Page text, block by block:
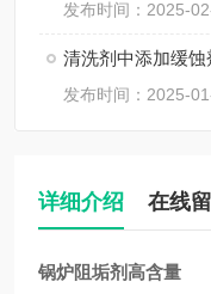
发布时间：2025-
清洗剂中添加缓
发布时间：2025-
详细介绍 在线
锅炉阻垢剂高含量